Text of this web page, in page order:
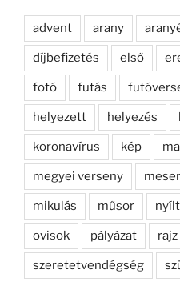
advent arany
díjbefizetés első
fotó futás
helyezett helyezés
koronavírus kép
megyei verseny
mikulás műsor
ovisok pályázat rajz
szeretetvendégség